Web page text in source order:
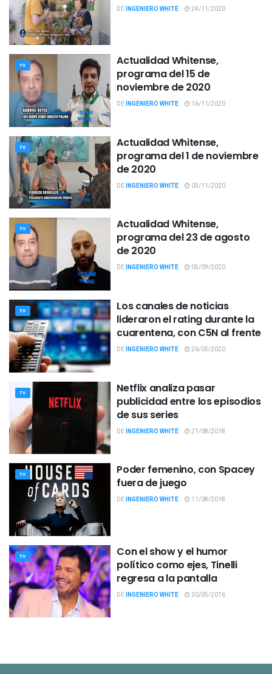
DEINGENIERO WHITE 24/11/2020
TV
Actualidad Whitense,
programa del 15 de
noviembre de 2020
DEINGENIERO WHITE 16/11/2020
TV
Actualidad Whitense,
programa del 1 de noviembre
de 2020
DEINGENIERO WHITE 05/11/2020
TV
Actualidad Whitense,
programa del 23 de agosto
de 2020
DEINGENIERO WHITE 05/09/2020
TV
Los canales de noticias
lideraron el rating durante la
cuarentena, con C5N al frente
DEINGENIERO WHITE 26/05/2020
TV
Netflix analiza pasar
publicidad entre los episodios
de sus series
DEINGENIERO WHITE 21/08/2018
TV
Poder femenino, con Spacey
fuera de juego
DEINGENIERO WHITE 11/08/2018
TV
Con el show y el humor
político como ejes, Tinelli
regresa a la pantalla
DEINGENIERO WHITE 30/05/2016